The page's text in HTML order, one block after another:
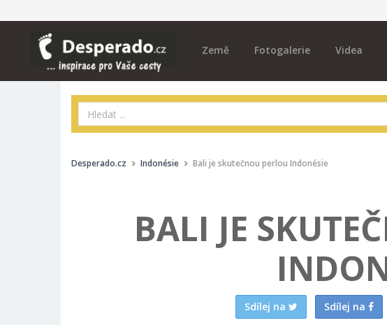
Země Fotogalerie Videa
Desperado.cz Indonésie Bali je skutečnou perlou Indonésie
BALI JE
Sdílej na Sdílej na